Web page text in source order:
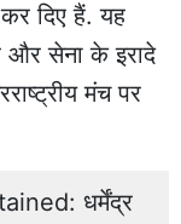
दिए हैं. यह
और सेना के इरादे
मंच पर
धर्मेंद्र